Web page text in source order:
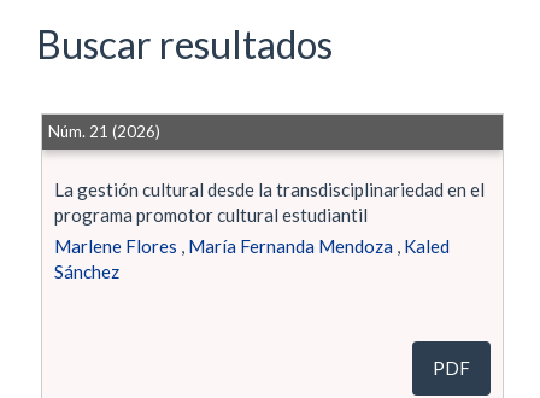
Buscar resultados
La gestión cultural desde la transdisciplinariedad en el
programa promotor cultural estudiantil
Marlene Flores , María Fernanda Mendoza, Kaled
Sánchez
Núm. 21 (2026)
PDF